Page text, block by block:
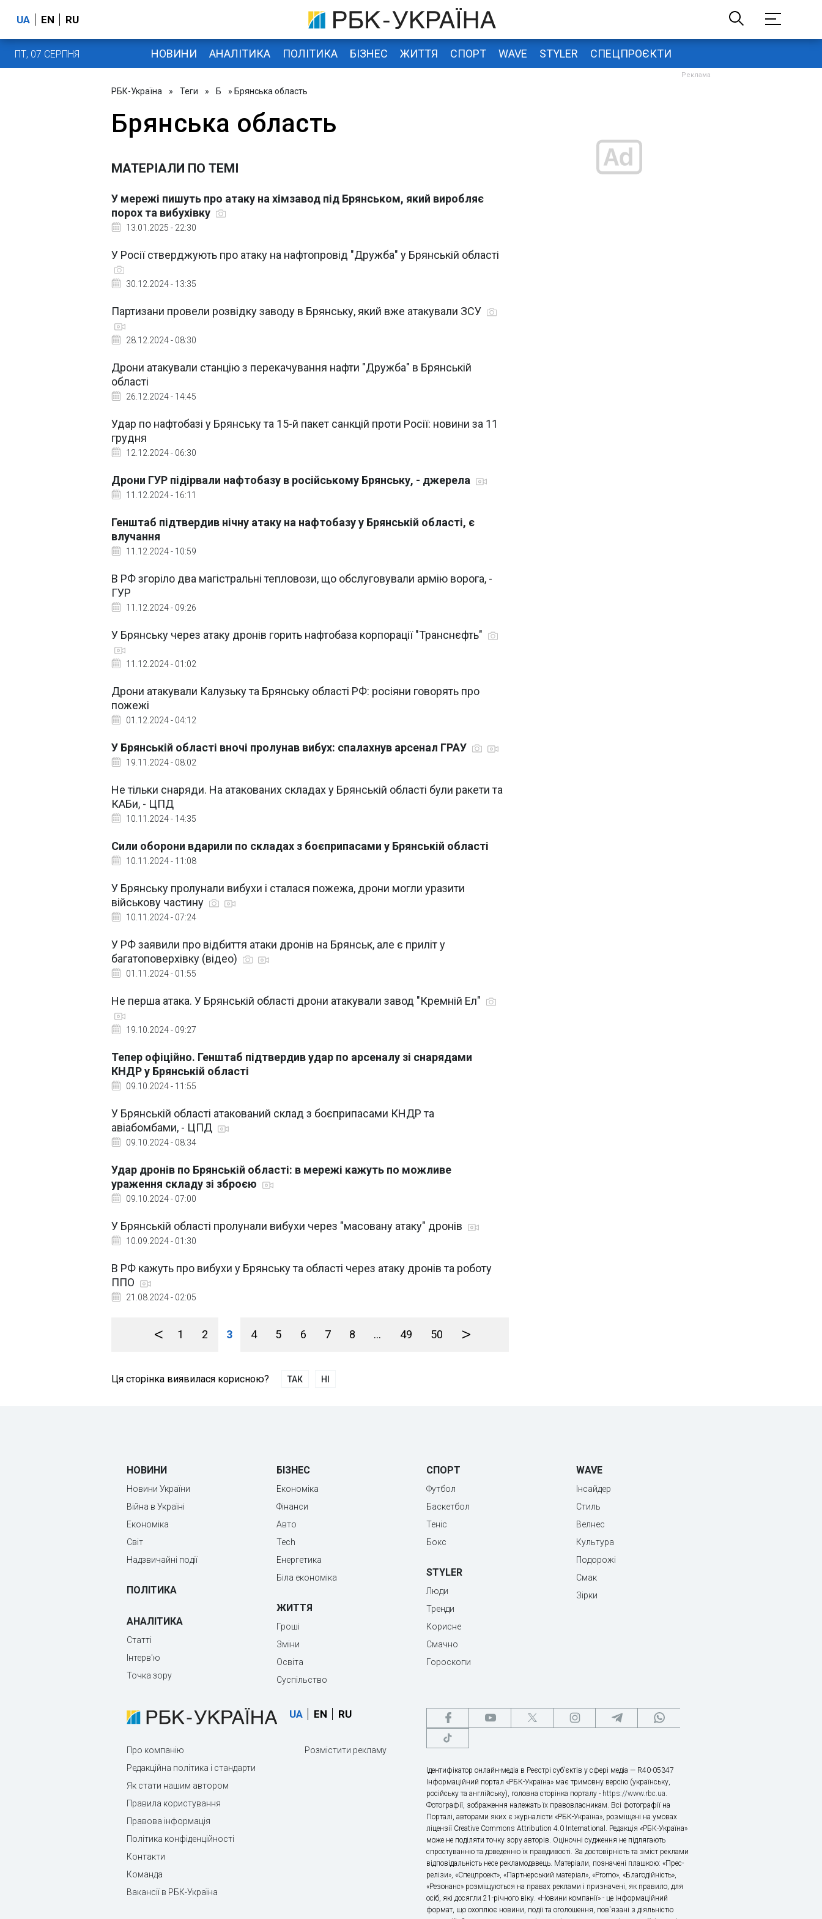
UA EN RU
ПТ, 07 СЕРПНЯ НОВИНИ АНАЛІТИКА ПОЛІТИКА БІЗНЕС ЖИТТЯ СПОРТ WAVE STYLER СПЕЦПРОЄКТИ
РБК-Україна » Теги » Б » Брянська область
Брянська область
МАТЕРІАЛИ ПО ТЕМІ
У мережі пишуть про атаку на хімзавод під Брянськом, який виробляє
порох та вибухівку
13.01.2025 - 22:30
У Росії стверджують про атаку на нафтопровід "Дружба" у Брянській області
30.12.2024 - 13:35
Партизани провели розвідку заводу в Брянську, який вже атакували ЗСУ
28.12.2024 - 08:30
Дрони атакували станцію з перекачування нафти "Дружба" в Брянській
області
26.12.2024 - 14:45
Удар по нафтобазі у Брянську та 15-й пакет санкцій проти Росії: новини за 11
грудня
12.12.2024 - 06:30
Дрони ГУР підірвали нафтобазу в російському Брянську, - джерела
11.12.2024 - 16:11
Генштаб підтвердив нічну атаку на нафтобазу у Брянській області, є
влучання
11.12.2024 - 10:59
В РФ згоріло два магістральні тепловози, що обслуговували армію ворога, -
ГУР
11.12.2024 - 09:26
У Брянську через атаку дронів горить нафтобаза корпорації "Транснєфть"
11.12.2024 - 01:02
Дрони атакували Калузьку та Брянську області РФ: росіяни говорять про
пожежі
01.12.2024 - 04:12
У Брянській області вночі пролунав вибух: спалахнув арсенал ГРАУ
19.11.2024 - 08:02
Не тільки снаряди. На атакованих складах у Брянській області були ракети та
КАБи, - ЦПД
10.11.2024 - 14:35
Сили оборони вдарили по складах з боєприпасами у Брянській області
10.11.2024 - 11:08
У Брянську пролунали вибухи і сталася пожежа, дрони могли уразити
військову частину
10.11.2024 - 07:24
У РФ заявили про відбиття атаки дронів на Брянськ, але є приліт у
багатоповерхівку (відео)
01.11.2024 - 01:55
Не перша атака. У Брянській області дрони атакували завод "Кремній Ел"
19.10.2024 - 09:27
Тепер офіційно. Генштаб підтвердив удар по арсеналу зі снарядами
КНДР у Брянській області
09.10.2024 - 11:55
У Брянській області атакований склад з боєприпасами КНДР та
авіабомбами, - ЦПД
09.10.2024 - 08:34
Удар дронів по Брянській області: в мережі кажуть по можливе
ураження складу зі зброєю
09.10.2024 - 07:00
У Брянській області пролунали вибухи через "масовану атаку" дронів
10.09.2024 - 01:30
В РФ кажуть про вибухи у Брянську та області через атаку дронів та роботу
ППО
21.08.2024 - 02:05
< 1 2 3 4 5 6 7 8 ... 49 50 >
Ця сторінка виявилася корисною? ТАК НІ
НОВИНИ
Новини України
Війна в Україні
Економіка
Світ
Надзвичайні події
ПОЛІТИКА
АНАЛІТИКА
Статті
Інтерв'ю
Точка зору
БІЗНЕС
Економіка
Фінанси
Авто
Tech
Енергетика
Біла економіка
ЖИТТЯ
Гроші
Зміни
Освіта
Суспільство
СПОРТ
Футбол
Баскетбол
Теніс
Бокс
STYLER
Люди
Тренди
Корисне
Смачно
Гороскопи
WAVE
Інсайдер
Стиль
Велнес
Культура
Подорожі
Смак
Зірки
UA EN RU
Про компанію
Редакційна політика і стандарти
Як стати нашим автором
Правила користування
Правова інформація
Політика конфіденційності
Контакти
Команда
Вакансії в РБК-Україна
Розмістити рекламу
Ідентифікатор онлайн-медіа в Реєстрі суб’єктів у сфері медіа — R40-05347
Інформаційний портал «РБК-Україна» має тримовну версію (українську,
російську та англійську), головна сторінка порталу - https://www.rbc.ua.
Фотографії, зображення належать їх правовласникам. Всі фотографії на
Порталі, авторами яких є журналісти «РБК-Україна», розміщені на умовах
ліцензії Creative Commons Attribution 4.0 International. Редакція «РБК-Україна»
може не поділяти точку зору авторів. Оціночні судження не підлягають
спростуванню та доведенню їх правдивості. За достовірність та зміст реклами
відповідальність несе рекламодавець. Матеріали, позначені плашкою: «Прес-
релізи», «Спецпроект», «Партнерський матеріал», «Promo», «Благодійність»,
«Резонанс» розміщуються на правах реклами і призначені, як правило, для
осіб, які досягли 21-річного віку. «Новини компанії» - це інформаційний
формат, що охоплює новини, події та оголошення, пов'язані з діяльністю